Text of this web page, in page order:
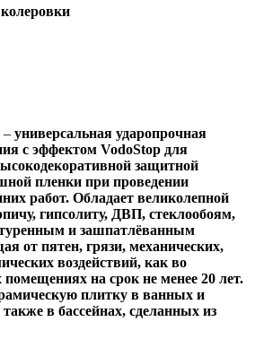
– универсальная ударопрочная
с эффектом VodoStop для
защитной
пленки при проведении
работ. Обладает великолепной
гипсолиту, ДВП, стеклообоям,
и зашпатлёванным
от пятен, грязи, механических,
воздействий, как во
на срок не менее 20 лет.
плитку в ванных и
в бассейнах, сделанных из